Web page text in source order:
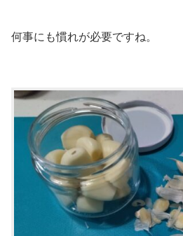
何事にも慣れが必要ですね。